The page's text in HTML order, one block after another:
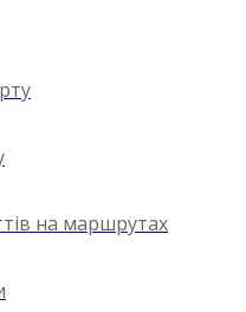
на маршрутах